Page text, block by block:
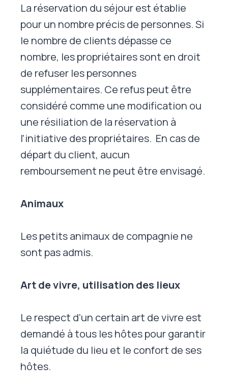
La réservation du séjour est établie
pour un nombre précis de personnes. Si
le nombre de clients dépasse ce
nombre, les propriétaires sont en droit
de refuser les personnes
supplémentaires. Ce refus peut être
considéré comme une modification ou
une résiliation de la réservation à
l’initiative des propriétaires. En cas de
départ du client, aucun
remboursement ne peut être envisagé.
Animaux
Les petits animaux de compagnie ne
sont pas admis.
Art de vivre, utilisation des lieux
Le respect d’un certain art de vivre est
demandé à tous les hôtes pour garantir
la quiétude du lieu et le confort de ses
hôtes.